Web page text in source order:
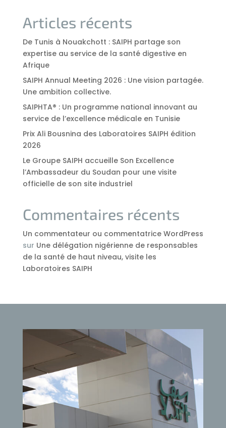
Articles récents
De Tunis à Nouakchott : SAIPH partage son
expertise au service de la santé digestive en
Afrique
SAIPH Annual Meeting 2026 : Une vision partagée.
Une ambition collective.
SAIPHTA® : Un programme national innovant au
service de l’excellence médicale en Tunisie
Prix Ali Bousnina des Laboratoires SAIPH édition
2026
Le Groupe SAIPH accueille Son Excellence
l’Ambassadeur du Soudan pour une visite
officielle de son site industriel
Commentaires récents
Un commentateur ou commentatrice WordPress
sur Une délégation nigérienne de responsables
de la santé de haut niveau, visite les
Laboratoires SAIPH